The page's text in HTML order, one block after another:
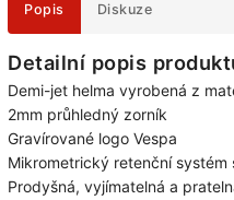
Popis Diskuze
Detailní popis
Demi-jet helma vyrobená z
2mm průhledný zorník
Gravírované logo Vespa
Mikrometrický retenční
Prodyšná, vyjímatelná a